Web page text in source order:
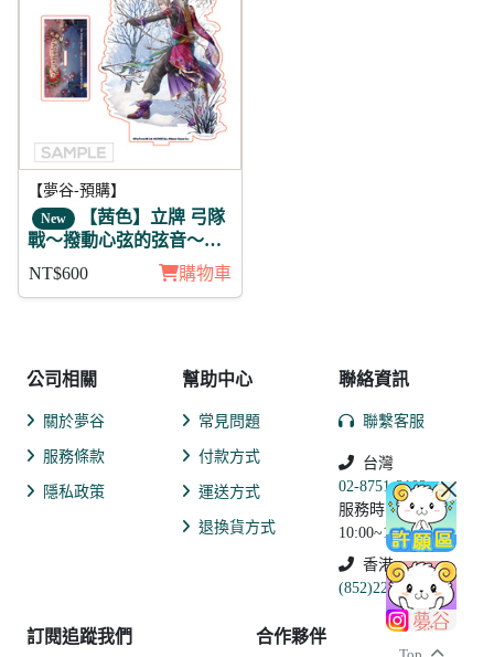
【夢谷-預購】
New 【茜色】立牌 弓隊
戰～撥動心弦的弦音～明
NT$600 購物車
公司相關
關於夢谷
服務條款
隱私政策
幫助中心
常見問題
付款方式
運送方式
退換貨方式
聯絡資訊
聯繫客服
台灣
02-8751-2102
服務時間:
10:00~19:00
香港
(852)2250-9311
訂閱追蹤我們 合作夥伴